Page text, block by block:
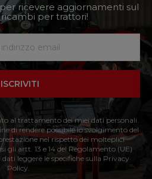
ricevere aggiornamenti sul
per trattori!
ISCRIVITI
al trattamento dei miei dati personali.
di rendere possibile lo svolgimento del
nel rispetto dei molteplici
gli artt. 13 e 14 del Regolamento (UE)
leggere le specifiche sulla Privacy
Policy.